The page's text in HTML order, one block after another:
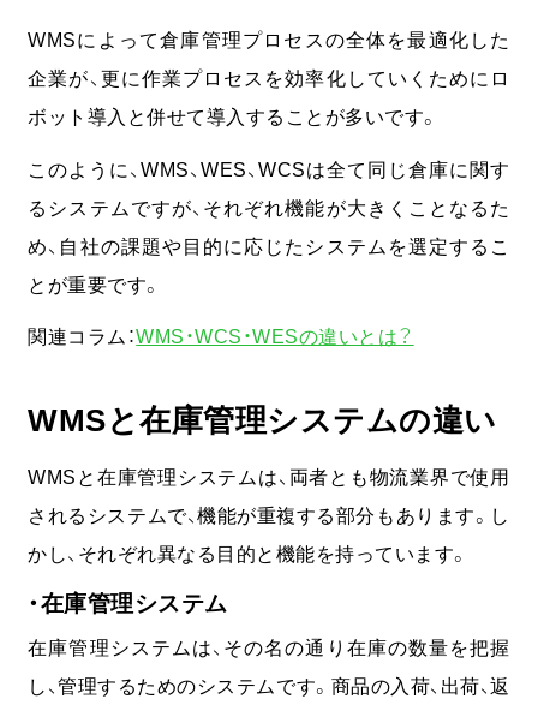
WMSによって倉庫管理プロセスの全体を最適化した
企業が、更に作業プロセスを効率化していくためにロ
ボット導入と併せて導入することが多いです。
このように、WMS、WES、WCSは全て同じ倉庫に関す
るシステムですが、それぞれ機能が大きくことなるた
め、自社の課題や目的に応じたシステムを選定するこ
とが重要です。
関連コラム：WMS・WCS・WESの違いとは？
WMSと在庫管理システムの違い
WMSと在庫管理システムは、両者とも物流業界で使用
されるシステムで、機能が重複する部分もあります。し
かし、それぞれ異なる目的と機能を持っています。
・在庫管理システム
在庫管理システムは、その名の通り在庫の数量を把握
し、管理するためのシステムです。商品の入荷、出荷、返